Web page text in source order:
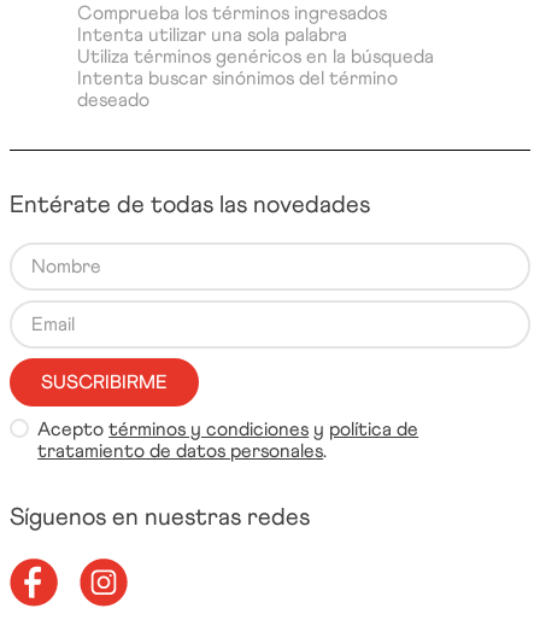
Comprueba los términos ingresados
Intenta utilizar una sola palabra
Utiliza términos genéricos en la búsqueda
Intenta buscar sinónimos del término
deseado
Entérate de todas las novedades
SUSCRIBIRME
Aceptotérminos y condiciones y política de
tratamiento de datos personales.
Síguenos en nuestras redes